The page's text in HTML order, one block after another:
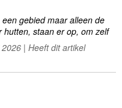
gebied maar alleen de
staan er op, om zelf
geschikt| Heeft dit artikel